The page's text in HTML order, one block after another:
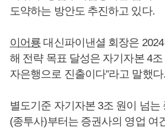
도약하는 방안도 추진하고 있다.
이어룡 대신파이낸셜 회장은
해 전략 목표 달성은 자기자본 4
자은행으로 진출이다”라고 말했다.
별도기준 자기자본 3조 원이 넘
(종투사)부터는 증권사의 영업 여